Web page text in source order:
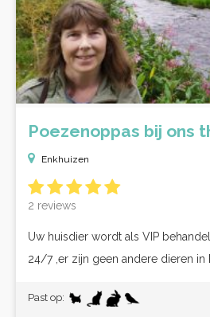
Poezenoppas bij ons
Enkhuizen
2 reviews
Uw huisdier wordt als VIP
24/7 ,er zijn geen andere dieren in
Past op: